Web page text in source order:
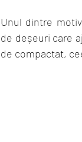
Unul dintre
de deșeuri care
de compactat,